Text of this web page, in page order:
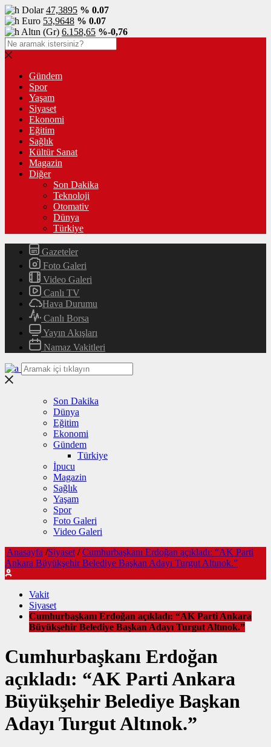
Dolar47,3895 % 0.07
Euro 53,9648 % 0.07
Altın (Gr) 6.158,65 %-0,76
Gündem
Spor
Yaşam
Siyaset
Ekonomi
Eğitim
Sağlık
Kültür Sanat
Magazin
Diğer
Son Dakika
Teknoloji
Otomativ
Dünya
Türkiye
Gazeteler
Foto Galeri
Video Galeri
Canlı TV
Hava Durumu
Canlı Borsa
Yayın Akışları
Namaz Vakitleri
Son Dakika
Dünya
Eğitim
Ekonomi
Gündem
Türkiye
İpucu
Magazin
Sağlık
Yaşam
Spor
Foto Galeri
Video Galeri
Anasayfa /Siyaset / Cumhurbaşkanı Erdoğan açıkladı: “AK Parti
Ankara Büyükşehir Belediye Başkan Adayı Turgut Altınok.”
Vakit
Siyaset
Cumhurbaşkanı Erdoğan açıkladı: “AK Parti Ankara
Büyükşehir Belediye Başkan Adayı Turgut Altınok.”
Cumhurbaşkanı Erdoğan
açıkladı: “AK Parti Ankara
Büyükşehir Belediye Başkan
Adayı Turgut Altınok.”